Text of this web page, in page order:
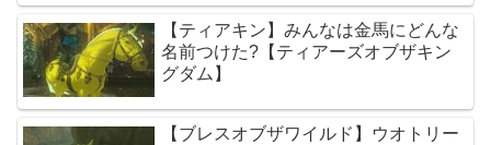
【ティアキン】みんなは金馬にどんな
名前つけた?【ティアーズオブザキン
グダム】
【ブレスオブザワイルド】ウオトリー